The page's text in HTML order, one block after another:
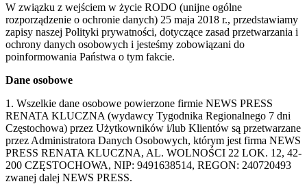
W związku z wejściem w życie RODO (unijne ogólne
rozporządzenie o ochronie danych) 25 maja 2018 r., przedstawiamy
zapisy naszej Polityki prywatności, dotyczące zasad przetwarzania i
ochrony danych osobowych i jesteśmy zobowiązani do
poinformowania Państwa o tym fakcie.
Dane osobowe
1. Wszelkie dane osobowe powierzone firmie NEWS PRESS
RENATA KLUCZNA (wydawcy Tygodnika Regionalnego 7 dni
Częstochowa) przez Użytkowników i/lub Klientów są przetwarzane
przez Administratora Danych Osobowych, którym jest firma NEWS
PRESS RENATA KLUCZNA, AL. WOLNOŚCI 22 LOK. 12, 42-
200 CZĘSTOCHOWA, NIP: 9491638514, REGON: 240720493
zwanej dalej NEWS PRESS.